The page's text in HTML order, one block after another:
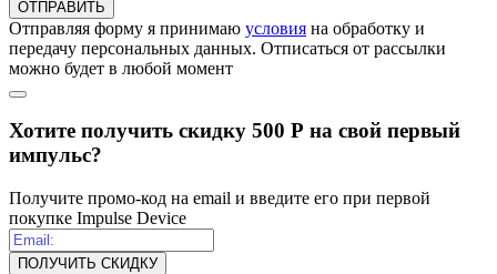
ОТПРАВИТЬ
Отправляя форму я принимаю условия на обработку и
передачу персональных данных. Отписаться от рассылки
можно будет в любой момент
Хотите получить скидку 500 Р на свой первый
импульс?
Получите промо-код на email и введите его при первой
покупке Impulse Device
ПОЛУЧИТЬ СКИДКУ